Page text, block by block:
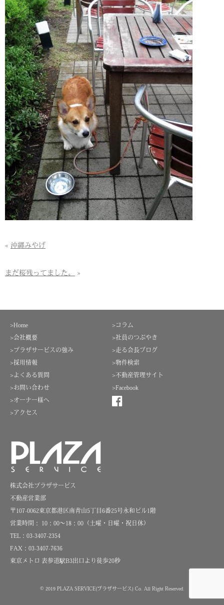
« 沖縄みやげ
まだ桜残ってました。 »
>コラム
>社員のつぶやき
>走る会長ブログ
>物件検索
>不動産管理サイト
>Facebook
>Home
>会社概要
>プラザサービスの強み
>採用情報
>よくある質問
>お問い合わせ
>オーナー様へ
>アクセス
株式会社プラザサービス
不動産営業部
〒107-0062東京都港区南青山5丁目6番25号永和ビル1階
営業時間： 10：00～18：00（土曜・日曜・祝日休）
TEL：03-3407-2354
FAX：03-3407-7636
東京メトロ 表参道駅B3出口より徒歩20秒
© 2019 PLAZA SERVICE(プラザサービス) Co. All Right Reserved.